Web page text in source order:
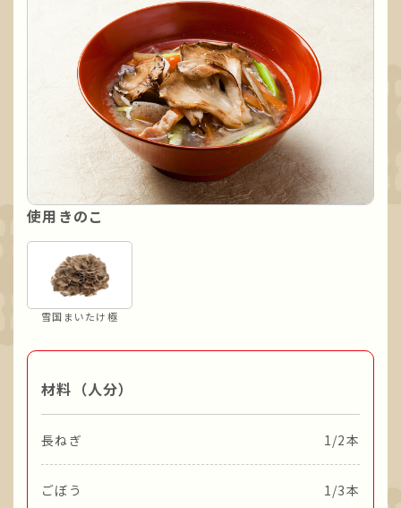
使用きのこ
雪国まいたけ極
材料（人分）
長ねぎ 1/2本
ごぼう 1/3本